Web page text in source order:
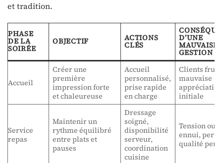
et tradition.
PHASE
DE LA
SOIRÉE
OBJECTIF ACTIONS
CLÉS
D’UNE
MAUVAISE
GESTION
Accueil
Créer une
première
impression forte
et chaleureuse
Accueil
personnalisé,
prise rapide
en charge
Clients
mauvaise
initiale
Service
repas
Maintenir un
rythme équilibré
entre plats et
pauses
Dressage
soigné,
disponibilité
serveur,
coordination
cuisine
Tension ou
ennui, perte
qualité